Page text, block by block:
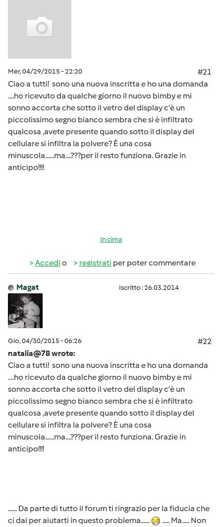
Mer, 04/29/2015 - 22:20
#21
Ciao a tutti! sono una nuova inscritta e ho una domanda
....ho ricevuto da qualche giorno il nuovo bimby e mi
sonno accorta che sotto il vetro del display c'è un
piccolissimo segno bianco sembra che si è infiltrato
qualcosa ,avete presente quando sotto il display del
cellulare si infiltra la polvere? È una cosa
minuscola......ma....???per il resto funziona. Grazie in
anticipo!!!!
In cima
Accedi o registrati per poter commentare
Magat Iscritto : 26.03.2014
Gio, 04/30/2015 - 06:26
#22
natalia@78 wrote:
Ciao a tutti! sono una nuova inscritta e ho una domanda
....ho ricevuto da qualche giorno il nuovo bimby e mi
sonno accorta che sotto il vetro del display c'è un
piccolissimo segno bianco sembra che si è infiltrato
qualcosa ,avete presente quando sotto il display del
cellulare si infiltra la polvere? È una cosa
minuscola......ma....???per il resto funziona. Grazie in
anticipo!!!!
...... Da parte di tutto il forum ti ringrazio per la fiducia che
ci dai per aiutarti in questo problema......
..... Ma..... Non